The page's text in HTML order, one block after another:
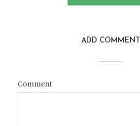
ADD COMMENT
Comment